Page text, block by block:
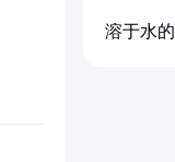
溶于水